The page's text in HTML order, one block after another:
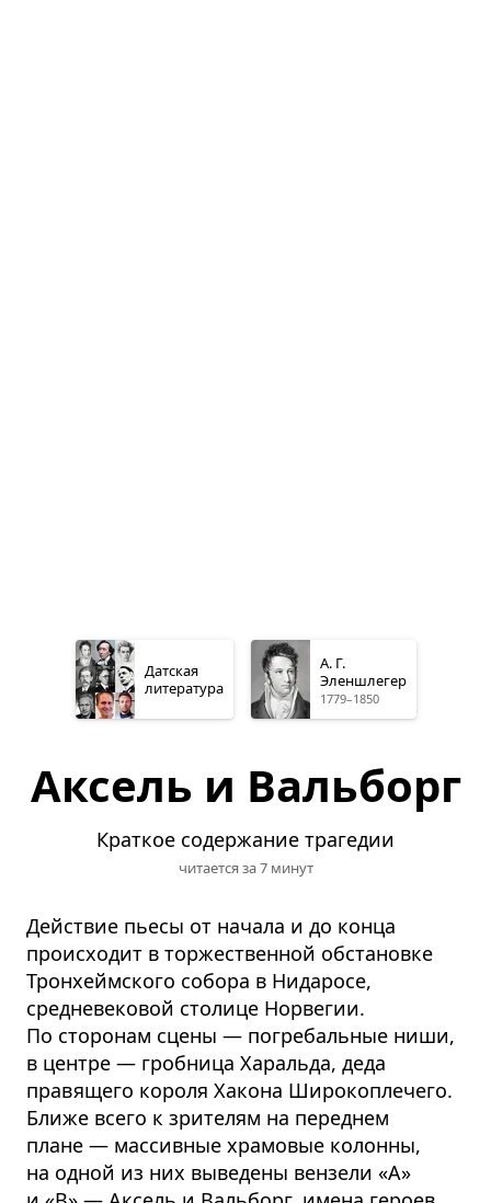
Датская
литература
А. Г.
Эленшлегер
1779–1850
Аксель и Вальборг
Краткое содержание трагедии
читается за 7 минут
Действие пьесы от начала и до конца
происходит в торжественной обстановке
Тронхеймского собора в Нидаросе,
средневековой столице Норвегии.
По сторонам сцены — погребальные ниши,
в центре — гробница Харальда, деда
правящего короля Хакона Широкоплечего.
Ближе всего к зрителям на переднем
плане — массивные храмовые колонны,
на одной из них выведены вензели «А»